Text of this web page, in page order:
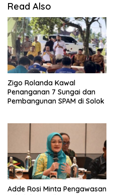
Read Also
Zigo Rolanda Kawal
Penanganan 7 Sungai dan
Pembangunan SPAM di Solok
Adde Rosi Minta Pengawasan